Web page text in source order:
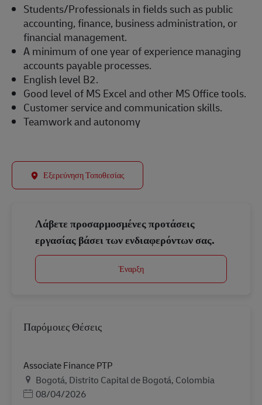
Students/Professionals in fields such as public
accounting, finance, business administration, or
financial management.
A minimum of one year of experience managing
accounts payable processes.
English level B2.
Good level of MS Excel and other MS Office tools.
Customer service and communication skills.
Teamwork and autonomy
Εξερεύνηση Τοποθεσίας
Λάβετε προσαρμοσμένες προτάσεις
εργασίας βάσει των ενδιαφερόντων σας.
Έναρξη
Παρόμοιες Θέσεις
Associate Finance PTP
Τοποθεσία
Bogotá, Distrito Capital de Bogotá, Colombia
Ημερομηνία Ανάρτησης
08/04/2026